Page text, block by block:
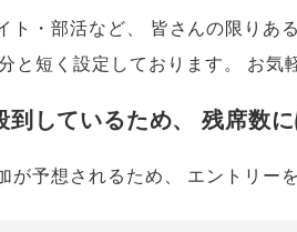
ト・部活など、 皆さんの限りあ
と短く設定しております。 お気
到しているため、 残席数
が予想されるため、 エントリー